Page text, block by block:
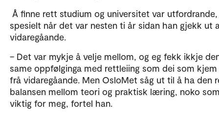
Å finne rett studium og universitet var utfordrande,
spesielt når det var nesten ti år sidan han gjekk ut
vidaregåande.
– Det var mykje å velje mellom, og eg fekk ikkje
same oppfølginga med rettleiing som dei som
frå vidaregåande. Men OsloMet såg ut til å ha den
balansen mellom teori og praktisk læring, noko
viktig for meg, fortel han.